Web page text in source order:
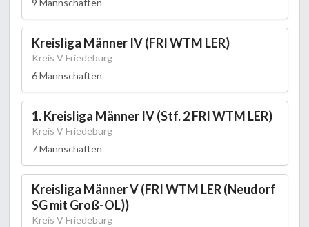
9 Mannschaften
Kreisliga Männer IV (FRI WTM LER)
Kreis V Friedeburg
6 Mannschaften
1. Kreisliga Männer IV (Stf. 2 FRI WTM LER)
Kreis V Friedeburg
7 Mannschaften
Kreisliga Männer V (FRI WTM LER (Neudorf
SG mit Groß-OL))
Kreis V Friedeburg